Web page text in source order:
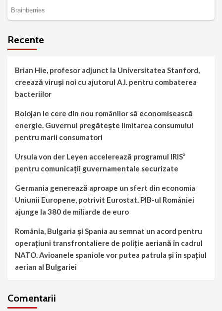
Recente
Brian Hie, profesor adjunct la Universitatea Stanford,
creează viruși noi cu ajutorul A.I. pentru combaterea
bacteriilor
Bolojan le cere din nou românilor să economisească
energie. Guvernul pregătește limitarea consumului
pentru marii consumatori
Ursula von der Leyen accelerează programul IRIS²
pentru comunicații guvernamentale securizate
Germania generează aproape un sfert din economia
Uniunii Europene, potrivit Eurostat. PIB-ul României
ajunge la 380 de miliarde de euro
România, Bulgaria și Spania au semnat un acord pentru
operațiuni transfrontaliere de poliție aeriană în cadrul
NATO. Avioanele spaniole vor putea patrula și în spațiul
aerian al Bulgariei
Comentarii